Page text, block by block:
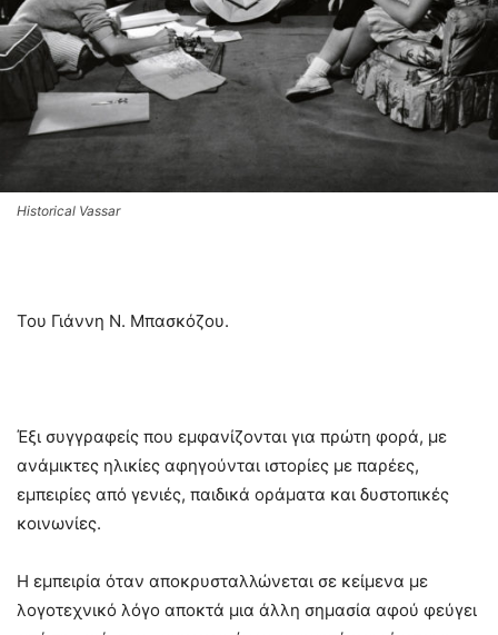
Historical Vassar
Του Γιάννη Ν. Μπασκόζου.
Έξι συγγραφείς που εμφανίζονται για πρώτη φορά, με
ανάμικτες ηλικίες αφηγούνται ιστορίες με παρέες,
εμπειρίες από γενιές, παιδικά οράματα και δυστοπικές
κοινωνίες.
Η εμπειρία όταν αποκρυσταλλώνεται σε κείμενα με
λογοτεχνικό λόγο αποκτά μια άλλη σημασία αφού φεύγει